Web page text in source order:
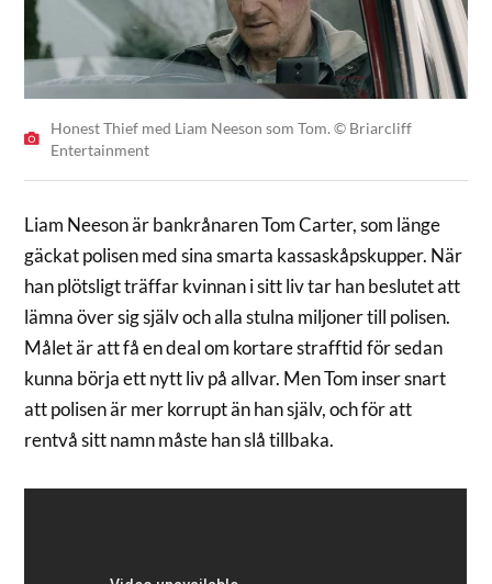
Honest Thief med Liam Neeson som Tom. © Briarcliff
Entertainment
Liam Neeson är bankrånaren Tom Carter, som länge
gäckat polisen med sina smarta kassaskåpskupper. När
han plötsligt träffar kvinnan i sitt liv tar han beslutet att
lämna över sig själv och alla stulna miljoner till polisen.
Målet är att få en deal om kortare strafftid för sedan
kunna börja ett nytt liv på allvar. Men Tom inser snart
att polisen är mer korrupt än han själv, och för att
rentvå sitt namn måste han slå tillbaka.